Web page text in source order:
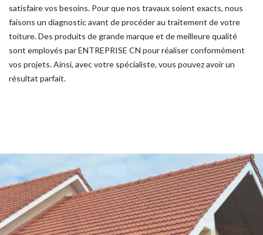
satisfaire vos besoins. Pour que nos travaux soient exacts, nous
faisons un diagnostic avant de procéder au traitement de votre
toiture. Des produits de grande marque et de meilleure qualité
sont employés par ENTREPRISE CN pour réaliser conformément
vos projets. Ainsi, avec votre spécialiste, vous pouvez avoir un
résultat parfait.